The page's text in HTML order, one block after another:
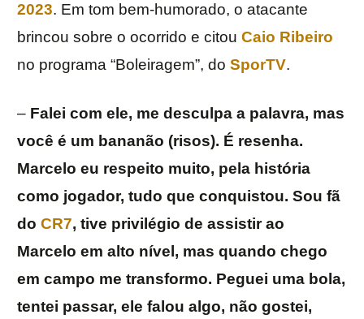
2023. Em tom bem-humorado, o atacante
brincou sobre o ocorrido e citou Caio Ribeiro
no programa “Boleiragem”, do SporTV.
– Falei com ele, me desculpa a palavra, mas
você é um bananão (risos). É resenha.
Marcelo eu respeito muito, pela história
como jogador, tudo que conquistou. Sou fã
do CR7, tive privilégio de assistir ao
Marcelo em alto nível, mas quando chego
em campo me transformo. Peguei uma bola,
tentei passar, ele falou algo, não gostei,